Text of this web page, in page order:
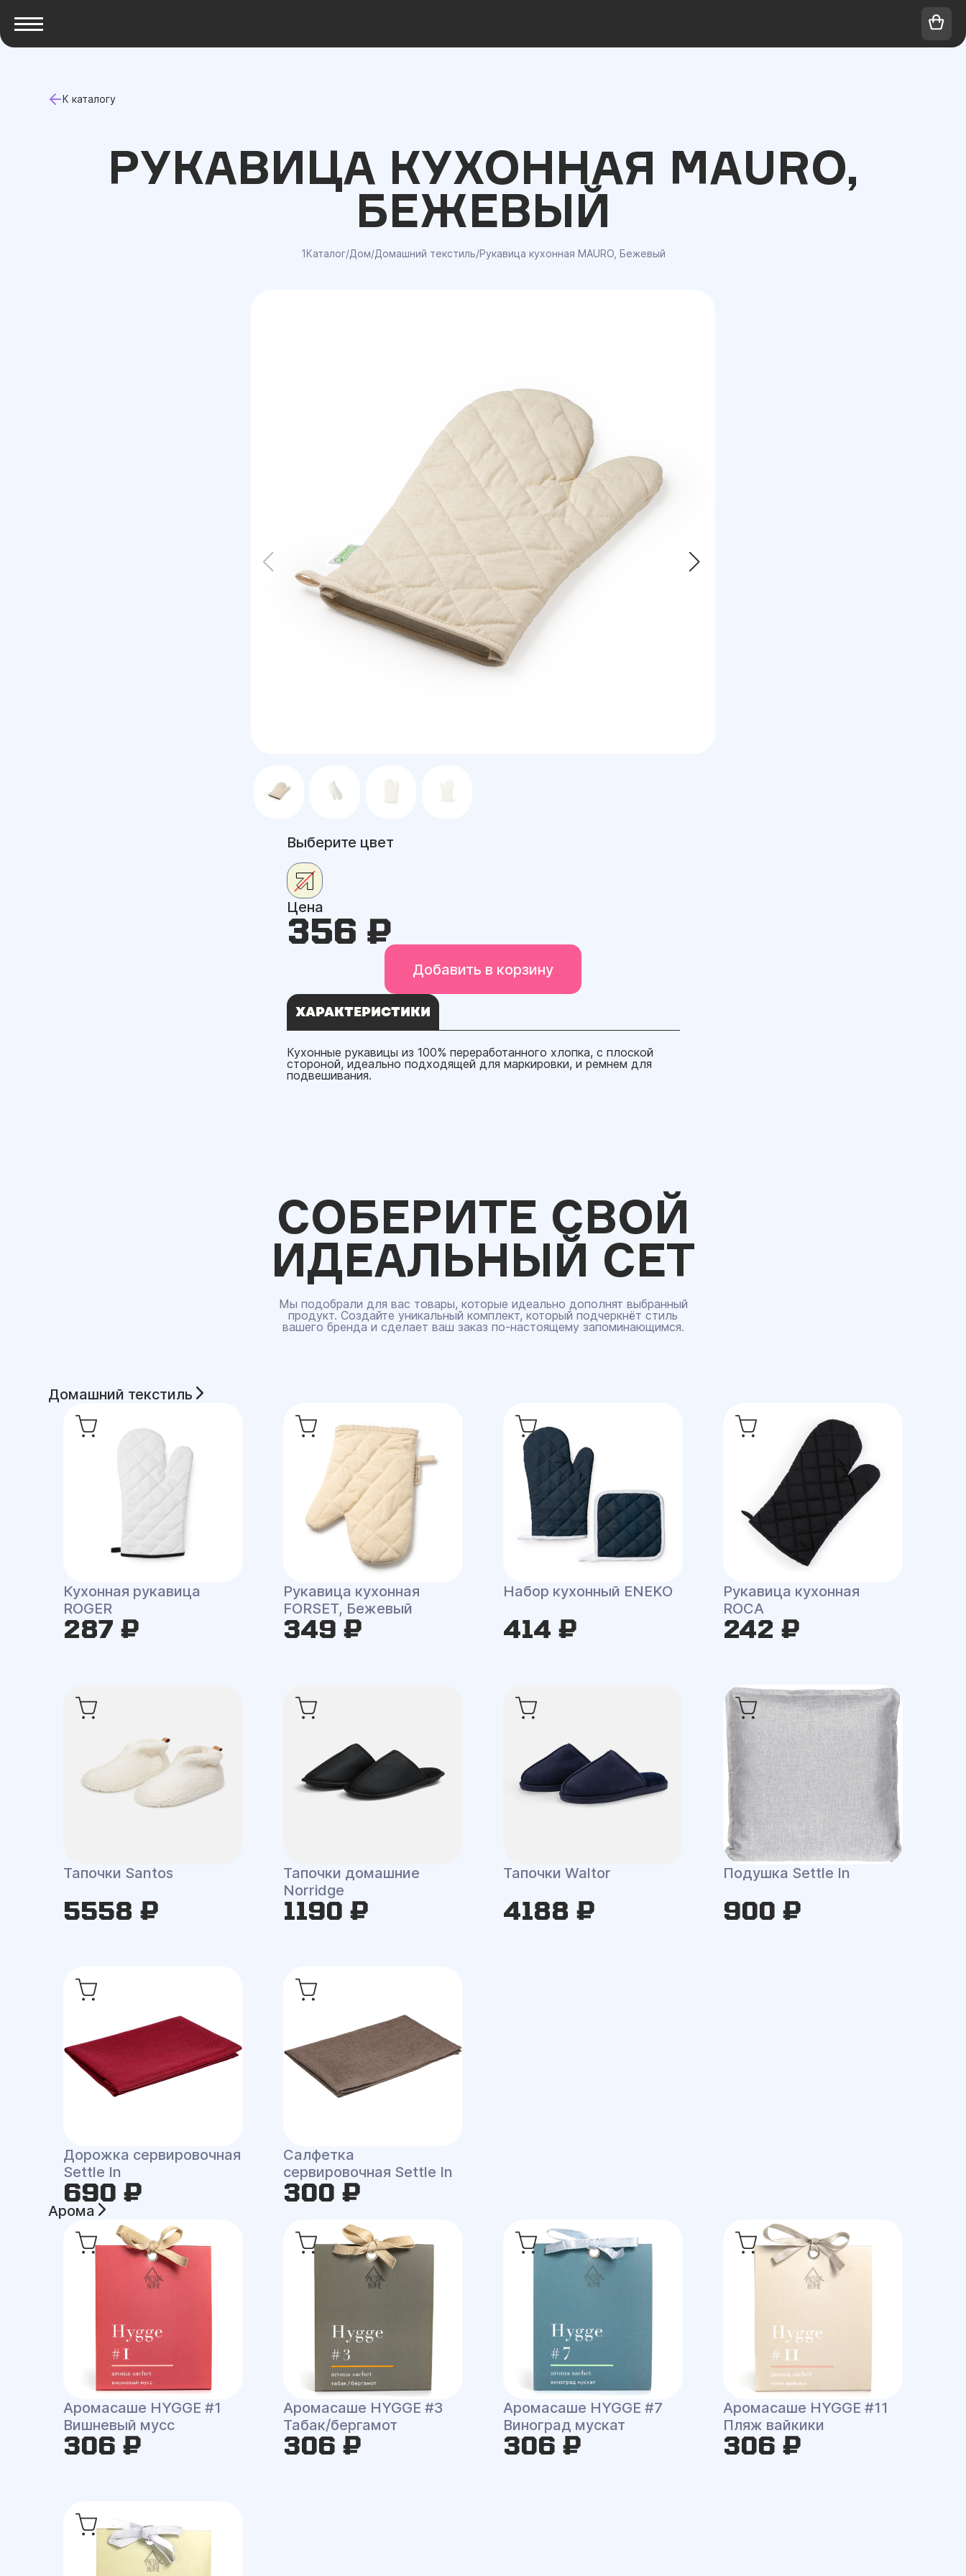
К каталогу
РУКАВИЦА КУХОННАЯ MAURO,
БЕЖЕВЫЙ
1Каталог/Дом/Домашний текстиль/Рукавица кухонная MAURO, Бежевый
Выберите цвет
Цена
356 ₽
Добавить в корзину
ХАРАКТЕРИСТИКИ
Кухонные рукавицы из 100% переработанного хлопка, с плоской
стороной, идеально подходящей для маркировки, и ремнем для
подвешивания.
СОБЕРИТЕ СВОЙ
ИДЕАЛЬНЫЙ СЕТ
Мы подобрали для вас товары, которые идеально дополнят выбранный
продукт. Создайте уникальный комплект, который подчеркнёт стиль
вашего бренда и сделает ваш заказ по‑настоящему запоминающимся.
Домашний текстиль
Кухонная рукавица
ROGER
287 ₽
Рукавица кухонная
FORSET, Бежевый
349 ₽
Набор кухонный ENEKO
414 ₽
Рукавица кухонная
ROCA
242 ₽
Тапочки Santos
5558 ₽
Тапочки домашние
Norridge
1190 ₽
Тапочки Waltor
4188 ₽
Подушка Settle In
900 ₽
Дорожка сервировочная
Settle In
690 ₽
Салфетка
сервировочная Settle In
300 ₽
Арома
Аромасаше HYGGE #1
Вишневый мусс
306 ₽
Аромасаше HYGGE #3
Табак/бергамот
306 ₽
Аромасаше HYGGE #7
Виноград мускат
306 ₽
Аромасаше HYGGE #11
Пляж вайкики
306 ₽